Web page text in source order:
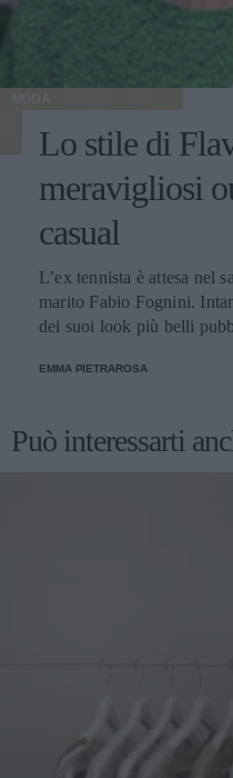
MODA
Lo stile di
meravigliosi
casual
L’ex tennista è attesa nel
marito Fabio Fognini.
dei suoi look più belli
EMMA PIETRAROSA
Può interessarti